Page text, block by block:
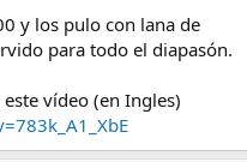
y los pulo con lana de
para todo el diapasón.
vídeo (en Ingles)